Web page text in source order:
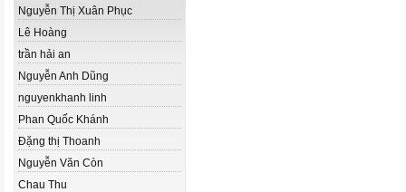
Nguyễn Thị Xuân Phục
Lê Hoàng
trần hải an
Nguyễn Anh Dũng
nguyenkhanh linh
Phan Quốc Khánh
Đặng thị Thoanh
Nguyễn Văn Còn
Chau Thu